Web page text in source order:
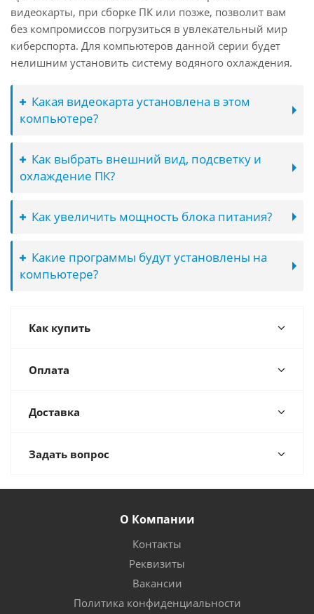
видеокарты, при сборке ПК или позже, позволит вам
без компромиссов погрузиться в увлекательный мир
киберспорта. Для компьютеров данной серии будет
нелишним установить систему водяного охлаждения.
Какая видеокарта установлена в этом
компьютере?
Как выбрать внешний вид, подсветку и
охлаждение ПК?
Как увеличить мощность блока питания?
Какие программы будут установлены на
компьютере?
Как купить
Оплата
Доставка
Задать вопрос
О Компании
Контакты
Реквизиты
Вакансии
Политика конфиденциальности